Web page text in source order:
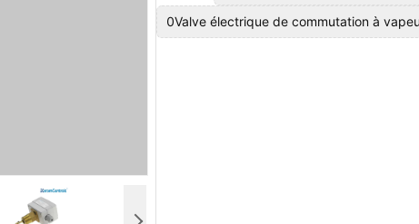
0Valve électrique de commutation à